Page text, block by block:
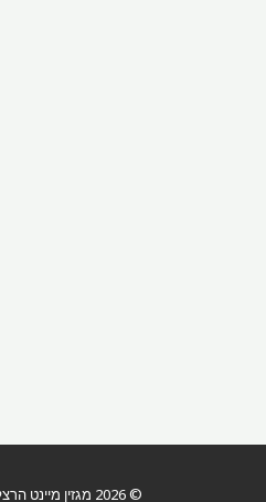
© 2026 מגזין מיינט הרצליה . כל הזכויות שמורות.